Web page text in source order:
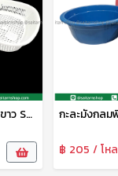
ตะแกรงรุปไข่ No.3-111 สีขาว SRT
฿ 205 / โหล